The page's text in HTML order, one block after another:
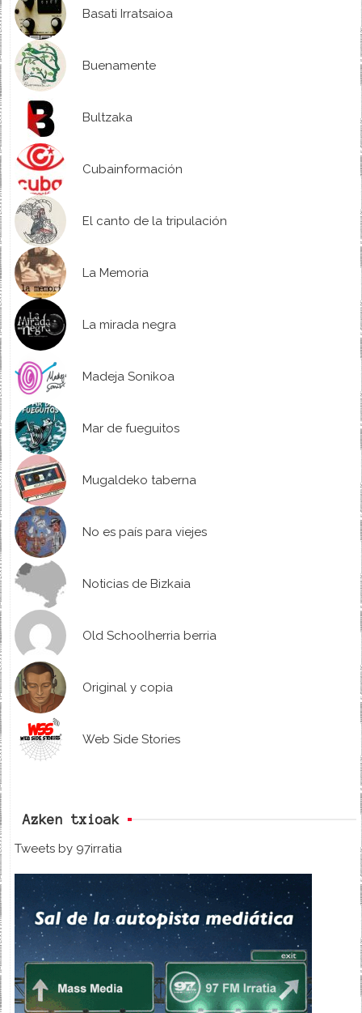
Basati Irratsaioa
Buenamente
Bultzaka
Cubainformación
El canto de la tripulación
La Memoria
La mirada negra
Madeja Sonikoa
Mar de fueguitos
Mugaldeko taberna
No es país para viejes
Noticias de Bizkaia
Old Schoolherria berria
Original y copia
Web Side Stories
Azken txioak
Tweets by 97irratia